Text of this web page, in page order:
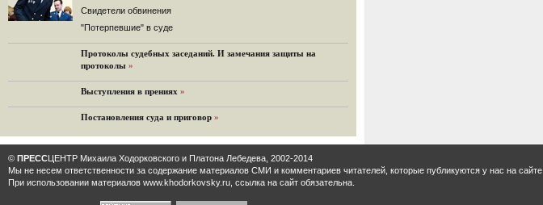
6.08.2014
Марина Филипповна Ходорковская: «Я долго была
молодой!»
"Новая" рассказывает о судьбе Марины Филипповны и
публикует ее максимы.
6.08.2014
"Марина Ходорковская была идеальной матерью"
Дмитрий Быков о том, что Марина Филипповна умела
давать своей семье ощущение правды.
Свидетели обвинения
"Потерпевшие" в суде
Протоколы судебных заседаний. И замечания защиты на
протоколы »
Выступления в прениях »
Постановления суда и приговор »
© ПРЕССЦЕНТР Михаила Ходорковского и Платона Лебедева, 2002-2014
Мы не несем ответственности за содержание материалов CМИ и комментариев читателей, которые публикуются у нас на сайте.
При использовании материалов www.khodorkovsky.ru, ссылка на сайт обязательна.